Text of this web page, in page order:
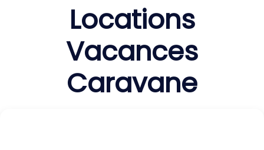
Locations
Vacances
Caravane